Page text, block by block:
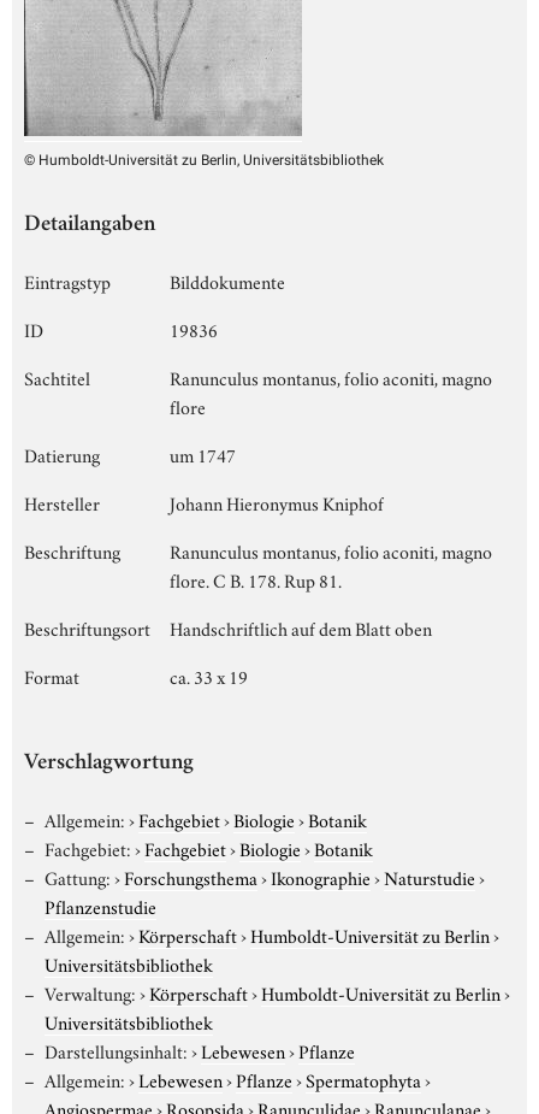
© Humboldt-Universität zu Berlin, Universitätsbibliothek
Detailangaben
Eintragstyp
Bilddokumente
ID
19836
Sachtitel
Ranunculus montanus, folio aconiti, magno
flore
Datierung
um 1747
Hersteller
Johann Hieronymus Kniphof
Beschriftung
Ranunculus montanus, folio aconiti, magno
flore. C B. 178. Rup 81.
Beschriftungsort
Handschriftlich auf dem Blatt oben
Format
ca. 33 x 19
Verschlagwortung
Allgemein:›Fachgebiet›Biologie›Botanik
Fachgebiet:›Fachgebiet›Biologie›Botanik
Gattung:›Forschungsthema›Ikonographie›Naturstudie›
Pflanzenstudie
Allgemein:›Körperschaft›Humboldt-Universität zu Berlin›
Universitätsbibliothek
Verwaltung:›Körperschaft›Humboldt-Universität zu Berlin›
Universitätsbibliothek
Darstellungsinhalt:›Lebewesen›Pflanze
Allgemein:›Lebewesen›Pflanze›Spermatophyta›
Angiospermae›Rosopsida›Ranunculidae›Ranunculanae›